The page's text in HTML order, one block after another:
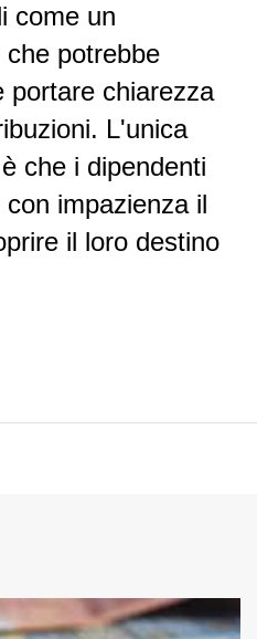
come un
potrebbe
portare chiarezza
L'unica
che i dipendenti
impazienza il
il loro destino